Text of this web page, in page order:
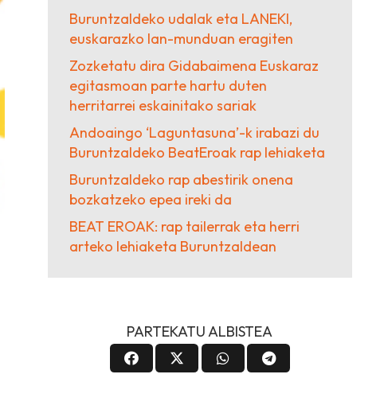
Buruntzaldeko udalak eta LANEKI,
euskarazko lan-munduan eragiten
Zozketatu dira Gidabaimena Euskaraz
egitasmoan parte hartu duten
herritarrei eskainitako sariak
Andoaingo ‘Laguntasuna’-k irabazi du
Buruntzaldeko BeatEroak rap lehiaketa
Buruntzaldeko rap abestirik onena
bozkatzeko epea ireki da
BEAT EROAK: rap tailerrak eta herri
arteko lehiaketa Buruntzaldean
PARTEKATU ALBISTEA